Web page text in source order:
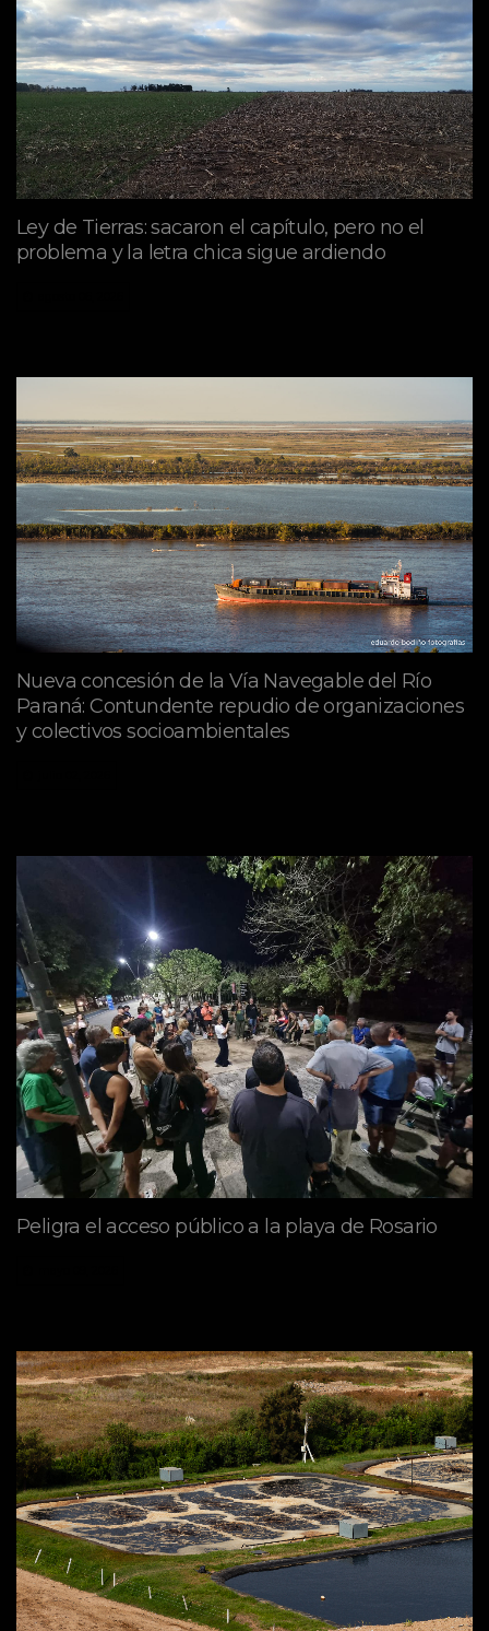
Ley de Tierras: sacaron el capítulo, pero no el
problema y la letra chica sigue ardiendo
Nueva concesión de la Vía Navegable del Río
Paraná: Contundente repudio de organizaciones
y colectivos socioambientales
Peligra el acceso público a la playa de Rosario